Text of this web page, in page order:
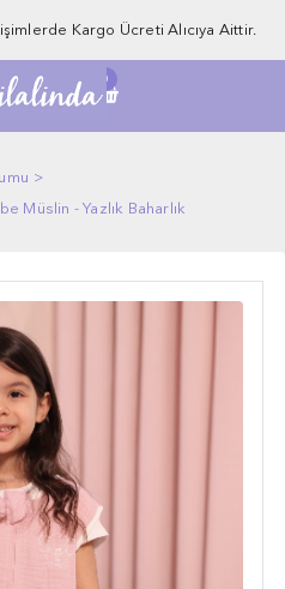
Kargo Ücreti Alıcıya Aittir.
0
Müslin - Yazlık Baharlık